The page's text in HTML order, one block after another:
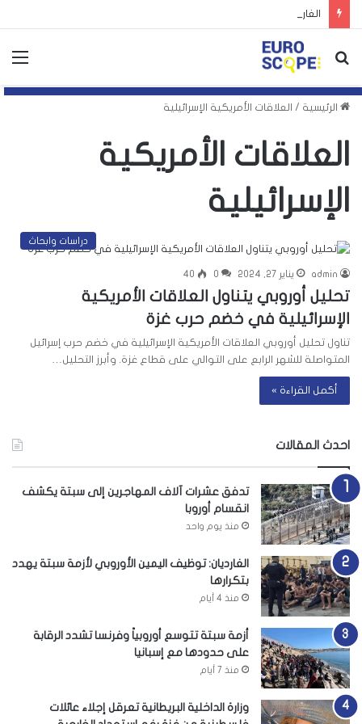
الغارديان: توظيف اليمين الأوروبي لأزمة سبتة يهدد بتكرارها
بحث
الرئيسية / العلاقات الأمريكية الإسرائيلية
العلاقات الأمريكية
الإسرائيلية
دراسات وابحاث
admin يناير 27, 2024 0
40
تحليل أوروبي يتناول العلاقات الأمريكية
الإسرائيلية في خضم حرب غزة
تناول تحليل أوروبي العلاقات الأمريكية الإسرائيلية في خضم حرب إسرائيل
المتواصلة للشهر الرابع على التوالي على قطاع غزة. وأبرز التحليل…
أكمل القراءة »
احدث المقالات
تدفق عشرات آلاف المهاجرين إلى سبتة يكشف
انقسام أوروبا
منذ يوم واحد
الغارديان: توظيف اليمين الأوروبي لأزمة سبتة يهدد
بتكرارها
منذ 4 أيام
أزمة سبتة تتوسع أوروبياً وفرنسا تشدد الرقابة
على حدودها مع إسبانيا
منذ 7 أيام
وزارة الداخلية البريطانية تعرقل إجلاء عائلات